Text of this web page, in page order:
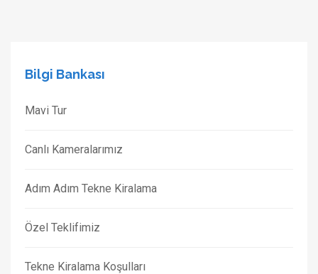
Bilgi Bankası
Mavi Tur
Canlı Kameralarımız
Adım Adım Tekne Kiralama
Özel Teklifimiz
Tekne Kiralama Koşulları